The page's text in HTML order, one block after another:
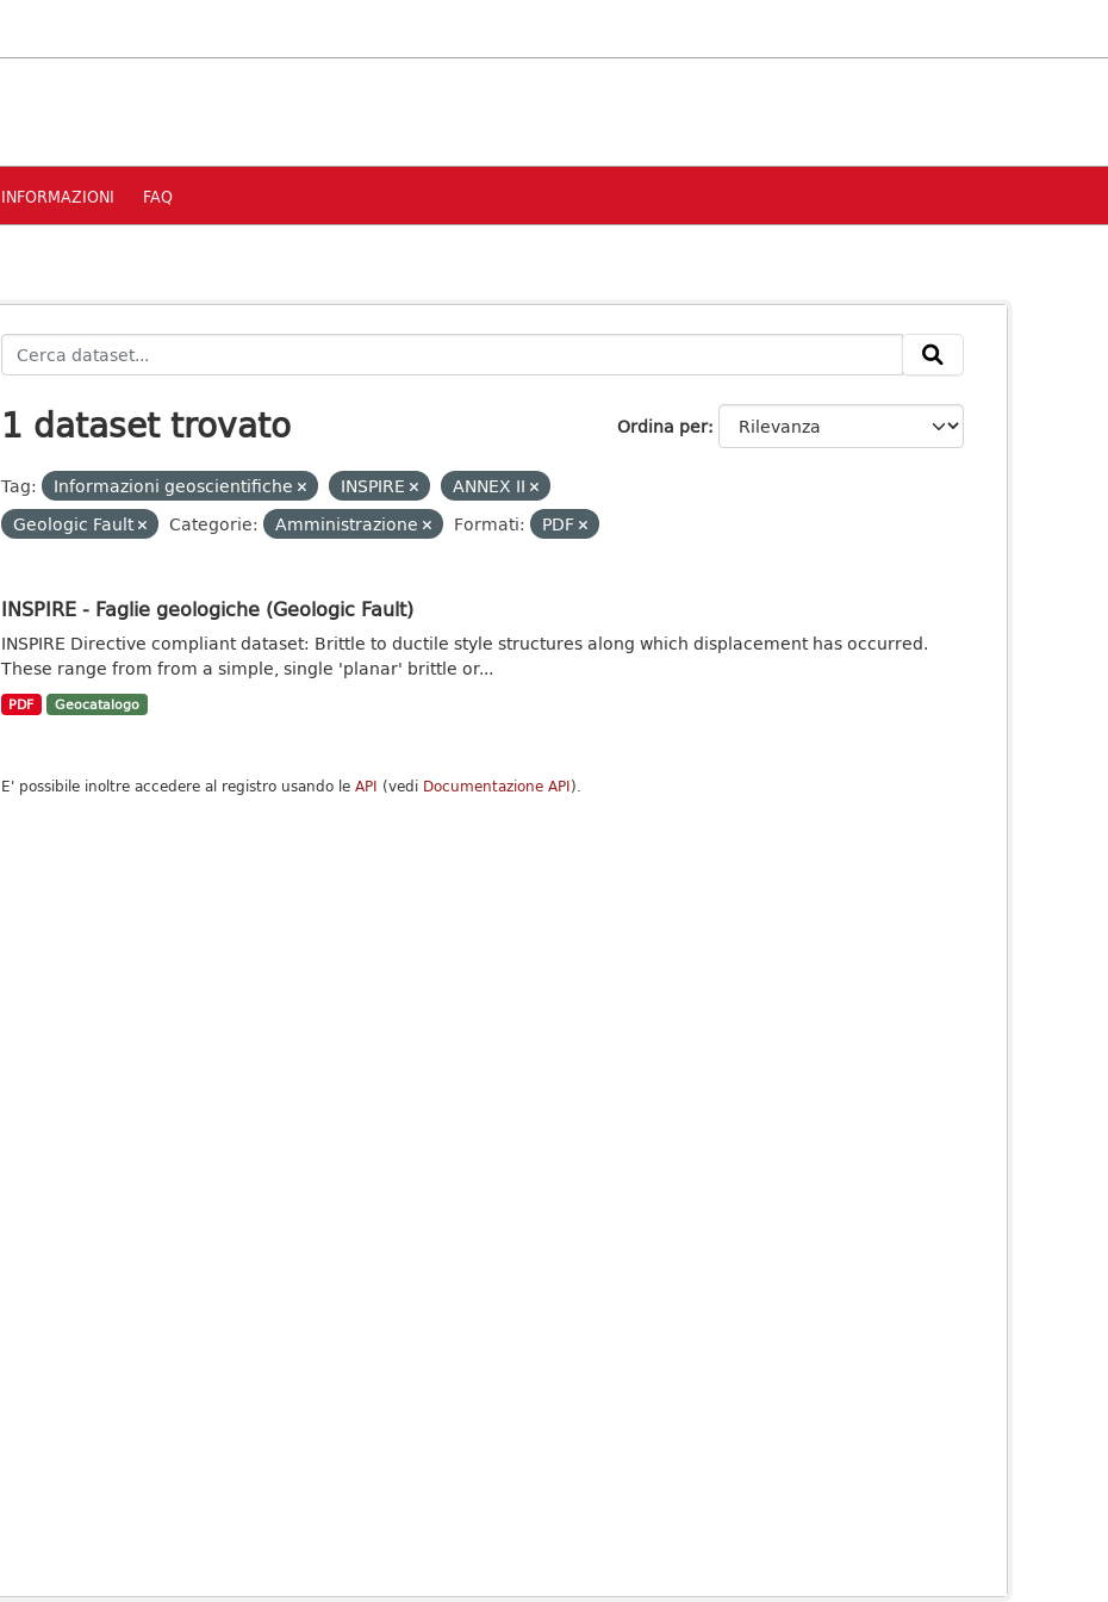
INFORMAZIONI FAQ
Ordina per
1 dataset trovato
Tag: Informazioni geoscientifiche INSPIRE
ANNEX II
Geologic Fault
Categorie: Amministrazione Formati: PDF
INSPIRE - Faglie geologiche (Geologic Fault)
INSPIRE Directive compliant dataset: Brittle to ductile style structures along which displacement has occurred.
These range from from a simple, single 'planar' brittle or...
PDF Geocatalogo
E' possibile inoltre accedere al registro usando le API (vedi Documentazione API).